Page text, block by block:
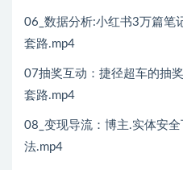
06_数据分析:小红书3万篇笔
套路.mp4
07抽奖互动：捷径超车的抽
套路.mp4
08_变现导流：博主.实体安
法.mp4